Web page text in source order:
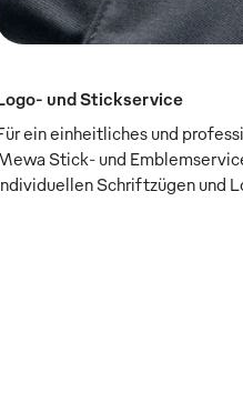
und Stickservice
ein einheitliches und
Stick- und
Schriftzügen und